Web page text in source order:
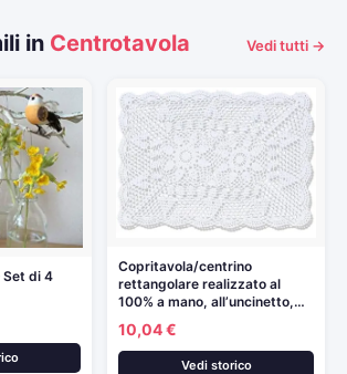
in Centrotavola Vedi tutti →
Set di 4
Copritavola/centrino
rettangolare realizzato al
100% a mano, all’uncinetto,…
10,04 €
Vedi storico